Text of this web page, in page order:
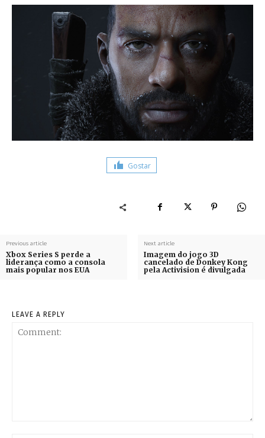
Gostar
Previous article
Xbox Series S perde a
liderança como a consola
mais popular nos EUA
Next article
Imagem do jogo 3D
cancelado de Donkey Kong
pela Activision é divulgada
LEAVE A REPLY